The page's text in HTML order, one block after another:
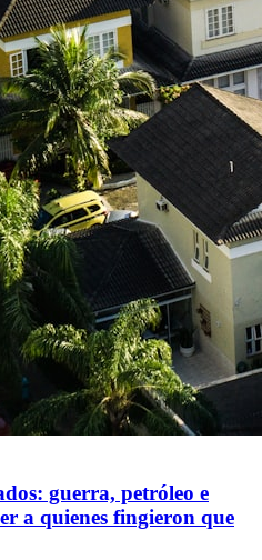
guerra, petróleo e
a quienes fingieron que